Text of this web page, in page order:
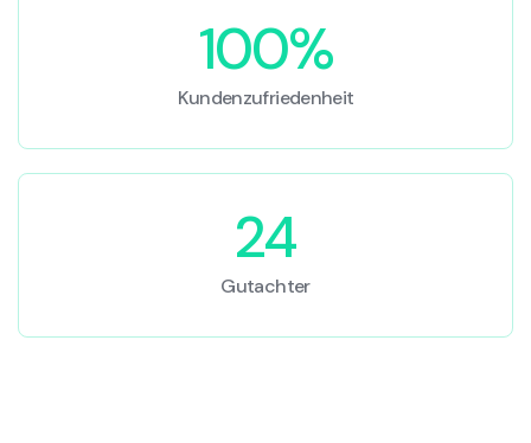
100%
Kundenzufriedenheit
24
Gutachter